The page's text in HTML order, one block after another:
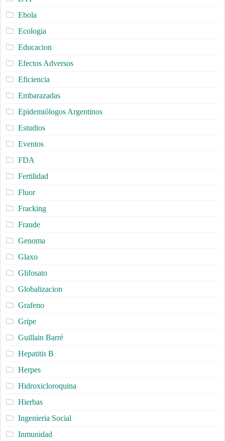
Ebola
Ecologia
Educacion
Efectos Adversos
Eficiencia
Embarazadas
Epidemiólogos Argentinos
Estudios
Eventos
FDA
Fertilidad
Fluor
Fracking
Fraude
Genoma
Glaxo
Glifosato
Globalizacion
Grafeno
Gripe
Guillain Barré
Hepatitis B
Herpes
Hidroxicloroquina
Hierbas
Ingenieria Social
Inmunidad